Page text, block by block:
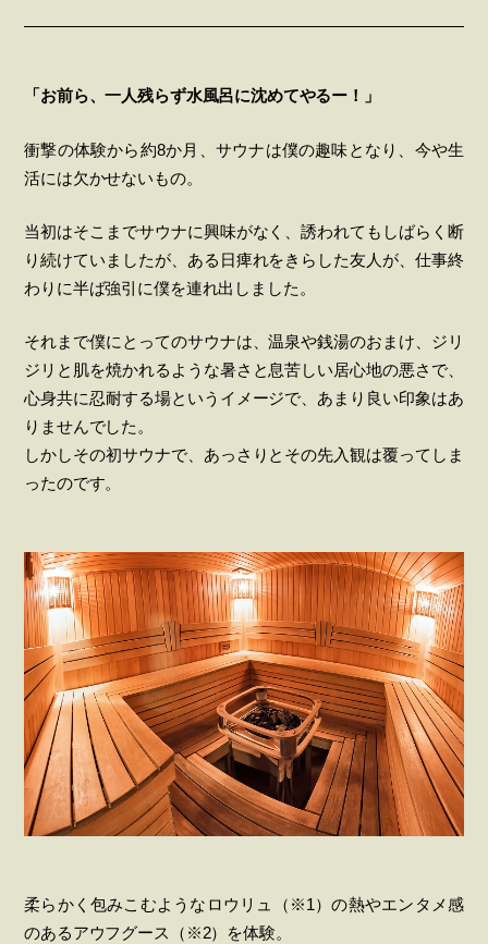
「お前ら、一人残らず水風呂に沈めてやるー！」
衝撃の体験から約8か月、サウナは僕の趣味となり、今や生
活には欠かせないもの。
当初はそこまでサウナに興味がなく、誘われてもしばらく断
り続けていましたが、ある日痺れをきらした友人が、仕事終
わりに半ば強引に僕を連れ出しました。
それまで僕にとってのサウナは、温泉や銭湯のおまけ、ジリ
ジリと肌を焼かれるような暑さと息苦しい居心地の悪さで、
心身共に忍耐する場というイメージで、あまり良い印象はあ
りませんでした。
しかしその初サウナで、あっさりとその先入観は覆ってしま
ったのです。
柔らかく包みこむようなロウリュ（※1）の熱やエンタメ感
のあるアウフグース（※2）を体験。